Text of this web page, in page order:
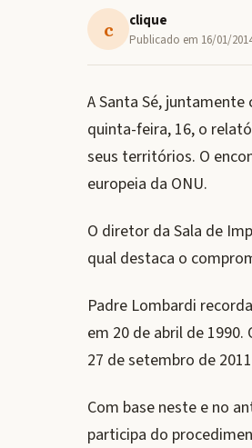
c clique
Publicado em 16/01/
A Santa Sé,
quinta-feira, 16, o
seus territórios. O
europeia da ONU.
O diretor da Sala de
qual destaca o
Padre Lombardi
em 20 de abril de
27 de setembro de
Com base neste e no
participa do